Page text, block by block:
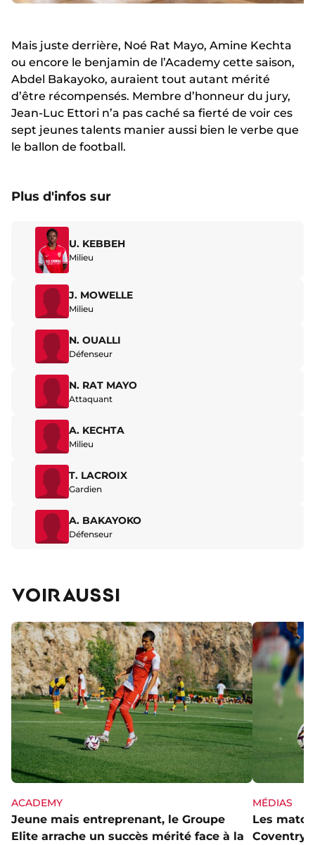
Mais juste derrière, Noé Rat Mayo, Amine Kechta
ou encore le benjamin de l’Academy cette saison,
Abdel Bakayoko, auraient tout autant mérité
d’être récompensés. Membre d’honneur du jury,
Jean-Luc Ettori n’a pas caché sa fierté de voir ces
sept jeunes talents manier aussi bien le verbe que
le ballon de football.
Plus d'infos sur
U. KEBBEH
Milieu
J. MOWELLE
Milieu
N. OUALLI
Défenseur
N. RAT MAYO
Attaquant
A. KECHTA
Milieu
T. LACROIX
Gardien
A. BAKAYOKO
Défenseur
VOIR AUSSI
ACADEMY
Jeune mais entreprenant, le Groupe
Elite arrache un succès mérité face à la
MÉDIAS
Les
Coventry